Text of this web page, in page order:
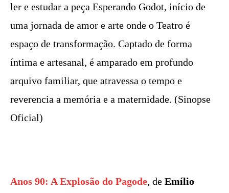
ler e estudar a peça Esperando Godot, início de
uma jornada de amor e arte onde o Teatro é
espaço de transformação. Captado de forma
íntima e artesanal, é amparado em profundo
arquivo familiar, que atravessa o tempo e
reverencia a memória e a maternidade. (Sinopse
Oficial)
Anos 90: A Explosão do Pagode, de Emílio